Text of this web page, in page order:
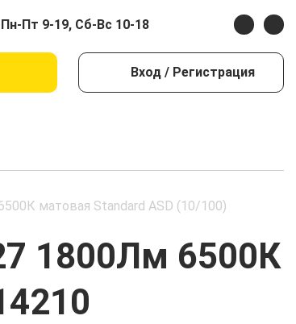
Пн-Пт 9-19, Сб-Вс 10-18
Вход / Регистрация
матовая Standard ASD (10/100)
1800Лм 6500К